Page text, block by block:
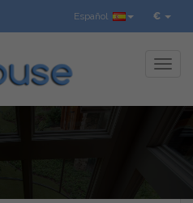
€
Español